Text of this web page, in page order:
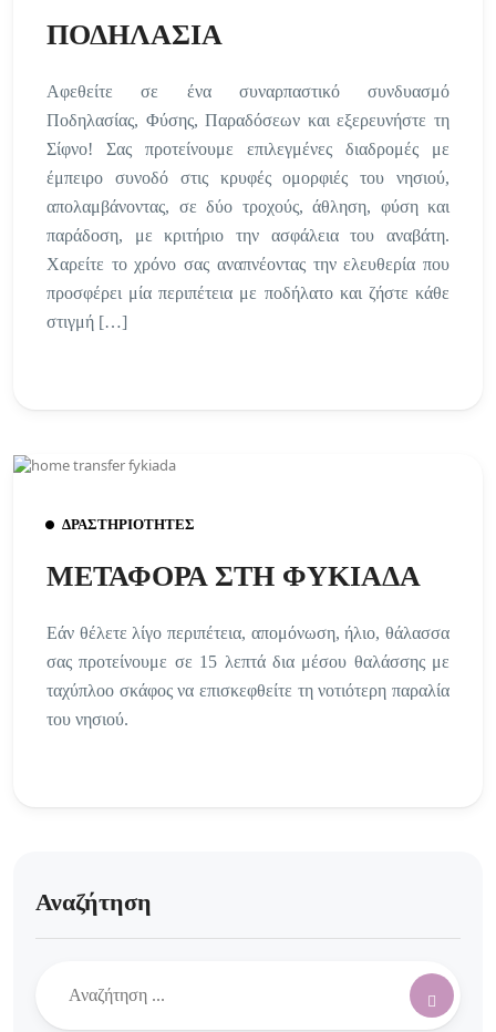
ΠΟΔΗΛΑΣΙΑ
Αφεθείτε σε ένα συναρπαστικό συνδυασμό
Ποδηλασίας, Φύσης, Παραδόσεων και εξερευνήστε τη
Σίφνο! Σας προτείνουμε επιλεγμένες διαδρομές με
έμπειρο συνοδό στις κρυφές ομορφιές του νησιού,
απολαμβάνοντας, σε δύο τροχούς, άθληση, φύση και
παράδοση, με κριτήριο την ασφάλεια του αναβάτη.
Χαρείτε το χρόνο σας αναπνέοντας την ελευθερία που
προσφέρει μία περιπέτεια με ποδήλατο και ζήστε κάθε
στιγμή […]
ΔΡΑΣΤΗΡΙΟΤΗΤΕΣ
ΜΕΤΑΦΟΡΑ ΣΤΗ ΦΥΚΙΑΔΑ
Εάν θέλετε λίγο περιπέτεια, απομόνωση, ήλιο, θάλασσα
σας προτείνουμε σε 15 λεπτά δια μέσου θαλάσσης με
ταχύπλοο σκάφος να επισκεφθείτε τη νοτιότερη παραλία
του νησιού.
Αναζήτηση